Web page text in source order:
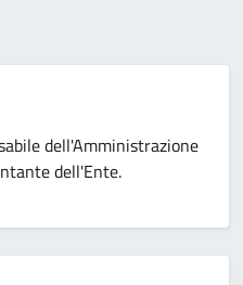
dell'Amministrazione
dell'Ente.